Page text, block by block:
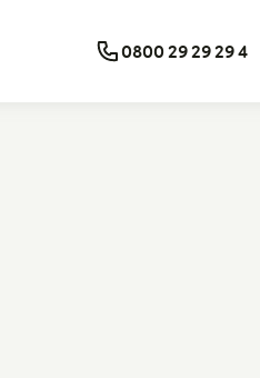
0800 29 29 29 4